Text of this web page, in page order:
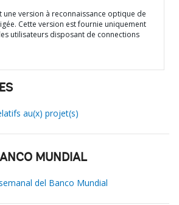
une version à reconnaissance optique de
Cette version est fournie uniquement
utilisateurs disposant de connections
au(x) projet(s)
MUNDIAL
del Banco Mundial